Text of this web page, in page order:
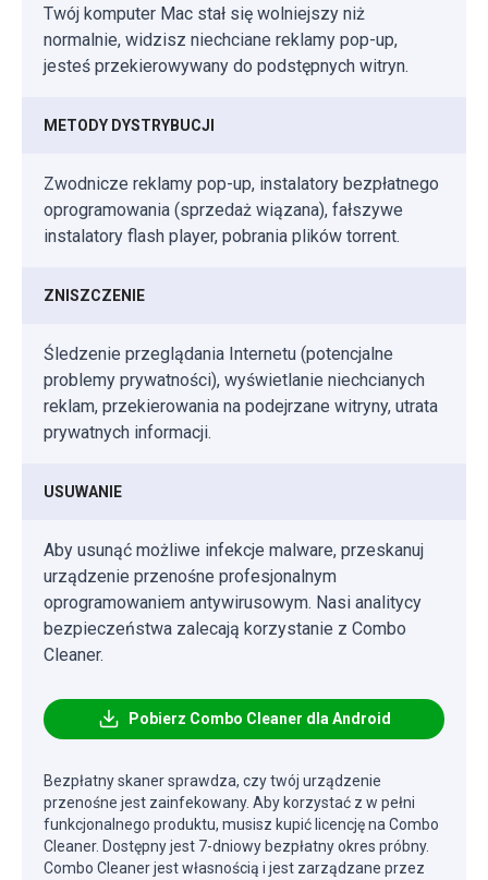
Twój komputer Mac stał się wolniejszy niż
normalnie, widzisz niechciane reklamy pop-up,
jesteś przekierowywany do podstępnych witryn.
METODY DYSTRYBUCJI
Zwodnicze reklamy pop-up, instalatory bezpłatnego
oprogramowania (sprzedaż wiązana), fałszywe
instalatory flash player, pobrania plików torrent.
ZNISZCZENIE
Śledzenie przeglądania Internetu (potencjalne
problemy prywatności), wyświetlanie niechcianych
reklam, przekierowania na podejrzane witryny, utrata
prywatnych informacji.
USUWANIE
Aby usunąć możliwe infekcje malware, przeskanuj
urządzenie przenośne profesjonalnym
oprogramowaniem antywirusowym. Nasi analitycy
bezpieczeństwa zalecają korzystanie z Combo
Cleaner.
Pobierz Combo Cleaner dla Android
Bezpłatny skaner sprawdza, czy twój urządzenie
przenośne jest zainfekowany. Aby korzystać z w pełni
funkcjonalnego produktu, musisz kupić licencję na Combo
Cleaner. Dostępny jest 7-dniowy bezpłatny okres próbny.
Combo Cleaner jest własnością i jest zarządzane przez